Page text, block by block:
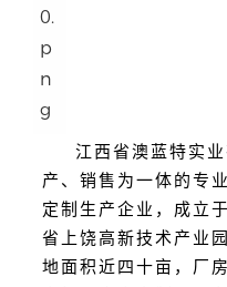
江西省澳蓝特实
产、销售为一体的专
定制生产企业，成立
省上饶高新技术产业
地面积近四十亩，厂